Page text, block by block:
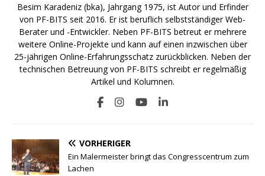
Besim Karadeniz (bka), Jahrgang 1975, ist Autor und Erfinder
von PF-BITS seit 2016. Er ist beruflich selbstständiger Web-
Berater und -Entwickler. Neben PF-BITS betreut er mehrere
weitere Online-Projekte und kann auf einen inzwischen über
25-jährigen Online-Erfahrungsschatz zurückblicken. Neben der
technischen Betreuung von PF-BITS schreibt er regelmäßig
Artikel und Kolumnen.
VORHERIGER
Ein Malermeister bringt das Congresscentrum zum
Lachen